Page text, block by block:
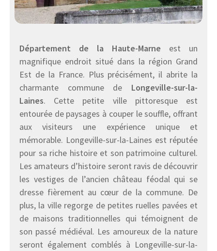
Département de la Haute-Marne est un
magnifique endroit situé dans la région Grand
Est de la France. Plus précisément, il abrite la
charmante commune de Longeville-sur-la-
Laines. Cette petite ville pittoresque est
entourée de paysages à couper le souffle, offrant
aux visiteurs une expérience unique et
mémorable. Longeville-sur-la-Laines est réputée
pour sa riche histoire et son patrimoine culturel.
Les amateurs d’histoire seront ravis de découvrir
les vestiges de l’ancien château féodal qui se
dresse fièrement au cœur de la commune. De
plus, la ville regorge de petites ruelles pavées et
de maisons traditionnelles qui témoignent de
son passé médiéval. Les amoureux de la nature
seront également comblés à Longeville-sur-la-